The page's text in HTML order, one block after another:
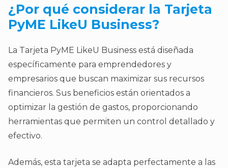
¿Por qué considerar la Tarjeta
PyME LikeU Business?
La Tarjeta PyME LikeU Business está diseñada
específicamente para emprendedores y
empresarios que buscan maximizar sus recursos
financieros. Sus beneficios están orientados a
optimizar la gestión de gastos, proporcionando
herramientas que permiten un control detallado y
efectivo.
Además, esta tarjeta se adapta perfectamente a las